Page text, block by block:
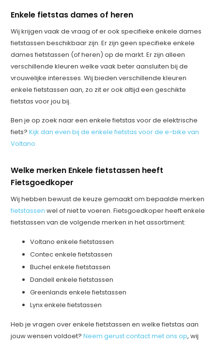
Enkele fietstas dames of heren
Wij krijgen vaak de vraag of er ook specifieke enkele dames
fietstassen beschikbaar zijn. Er zijn geen specifieke enkele
dames fietstassen (of heren) op de markt. Er zijn alleen
verschillende kleuren welke vaak beter aansluiten bij de
vrouwelijke interesses. Wij bieden verschillende kleuren
enkele fietstassen aan, zo zit er ook altijd een geschikte
fietstas voor jou bij.
Ben je op zoek naar een enkele fietstas voor de elektrische
fiets?Kijk dan even bij de enkele fietstas voor de e-bike van
Voltano.
Welke merken Enkele fietstassen heeft
Fietsgoedkoper
Wij hebben bewust de keuze gemaakt om bepaalde merken
fietstassen wel of niet te voeren. Fietsgoedkoper heeft enkele
fietstassen van de volgende merken in het assortiment:
Voltano enkele fietstassen
Contec enkele fietstassen
Buchel enkele fietstassen
Dandell enkele fietstassen
Greenlands enkele fietstassen
Lynx enkele fietstassen
Heb je vragen over enkele fietstassen en welke fietstas aan
jouw wensen voldoet?Neem gerust contact met ons op, wij